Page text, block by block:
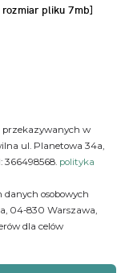
rozmiar pliku 7mb]
w
ul. Planetowa 34a,
366498568. polityka
osobowych
04-830 Warszawa,
dla celów